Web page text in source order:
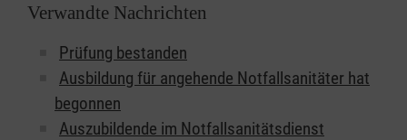
Verwandte Nachrichten
Prüfung bestanden
Ausbildung für angehende Notfallsanitäter hat
begonnen
Auszubildende im Notfallsanitätsdienst